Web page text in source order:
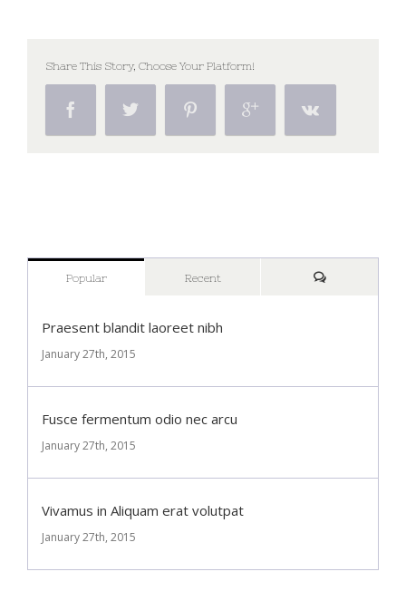
elementum
Share This Story, Choose Your Platform!
Popular Recent
Praesent blandit laoreet nibh
January 27th, 2015
Fusce fermentum odio nec arcu
January 27th, 2015
Vivamus in Aliquam erat volutpat
January 27th, 2015